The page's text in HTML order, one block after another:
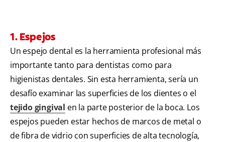
1. Espejos
Un espejo dental es la herramienta profesional más
importante tanto para dentistas como para
higienistas dentales. Sin esta herramienta, sería un
desafío examinar las superficies de los dientes o el
tejido gingival en la parte posterior de la boca. Los
espejos pueden estar hechos de marcos de metal o
de fibra de vidrio con superficies de alta tecnología,